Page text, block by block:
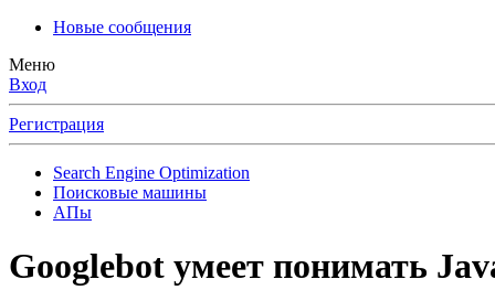
Новые сообщения
Меню
Вход
Регистрация
Search Engine Optimization
Поисковые машины
АПы
Googlebot умеет понимать